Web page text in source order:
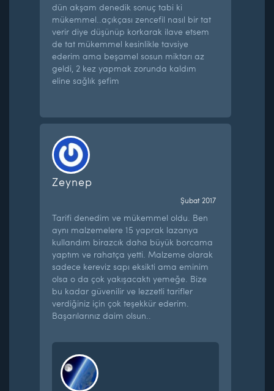
dün akşam denedik sonuç tabi ki
mükemmel..açıkçası zencefil nasıl bir tat
verir diye düşünüp korkarak ilave etsem
de tat mükemmel kesinlikle tavsiye
ederim ama beşamel sosun miktarı az
geldi, 2 kez yapmak zorunda kaldım
eline sağlık şefim
Zeynep
Şubat 2017
Tarifi denedim ve mükemmel oldu. Ben
aynı malzemelere 15 yaprak lazanya
kullandım birazcık daha büyük borcama
yaptım ve rahatça yetti. Malzeme olarak
sadece kereviz sapı eksikti ama eminim
olsa o da çok yakışacaktı yemeğe. Bize
bu kadar güvenilir ve lezzetli tarifler
verdiğiniz için çok teşekkür ederim.
Başarılarınız daim olsun..